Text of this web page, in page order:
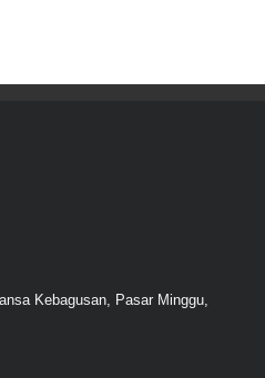
Kebagusan, Pasar Minggu,